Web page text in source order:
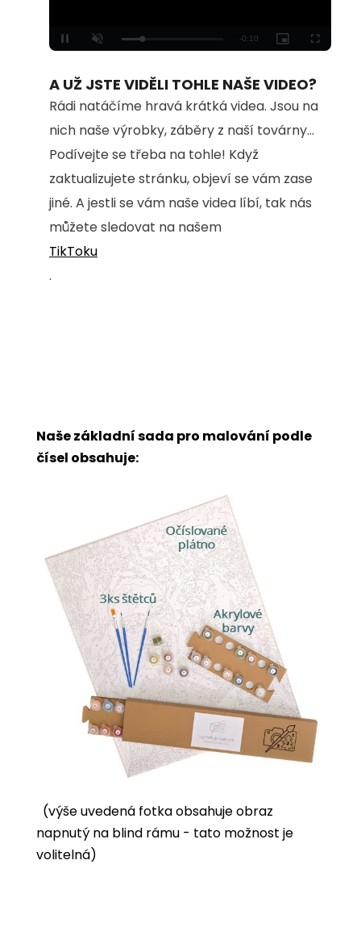
Unmute
100.00%
A UŽ JSTE VIDĚLI TOHLE NAŠE VIDEO?
Rádi natáčíme hravá krátká videa. Jsou na
nich naše výrobky, záběry z naší továrny...
Podívejte se třeba na tohle! Když
zaktualizujete stránku, objeví se vám zase
jiné. A jestli se vám naše videa líbí, tak nás
můžete sledovat na našem
TikToku
.
Naše základní sada pro malování podle
čísel obsahuje:
(výše uvedená fotka obsahuje obraz
napnutý na blind rámu - tato možnost je
volitelná)